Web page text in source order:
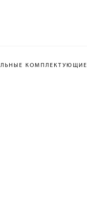
КОМПЛЕКТУЮЩИЕ